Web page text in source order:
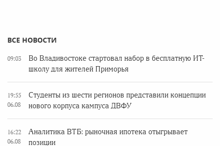
ВСЕ НОВОСТИ
09:03
Во Владивостоке стартовал набор в бесплатную ИТ-
школу для жителей Приморья
19:55
06.08
Студенты из шести регионов представили концепции
нового корпуса кампуса ДВФУ
16:22
06.08
Аналитика ВТБ: рыночная ипотека отыгрывает
позиции